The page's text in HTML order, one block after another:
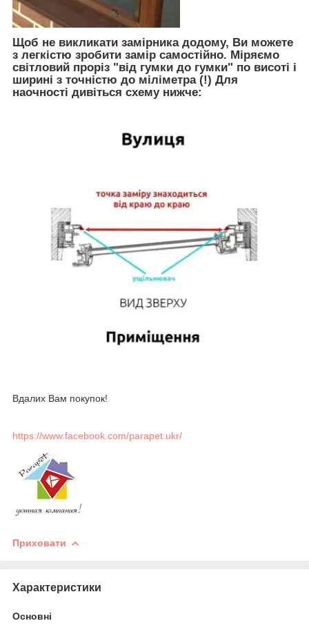
Щоб не викликати замірника додому, Ви можете
з легкістю зробити замір самостійно. Міряємо
світловий проріз "від гумки до гумки" по висоті і
ширині з точністю до міліметра (!) Для
наочності дивіться схему нижче:
Вдалих Вам покупок!
https://www.facebook.com/parapet.ukr/
Приховати
Характеристики
Основні